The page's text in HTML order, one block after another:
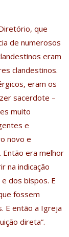
que
de numerosos
eram
clandestinos.
eram os
sacerdote –
muito
e
novo e
Então era melhor
na indicação
dos bispos. E
fossem
E então a Igreja
direta”.